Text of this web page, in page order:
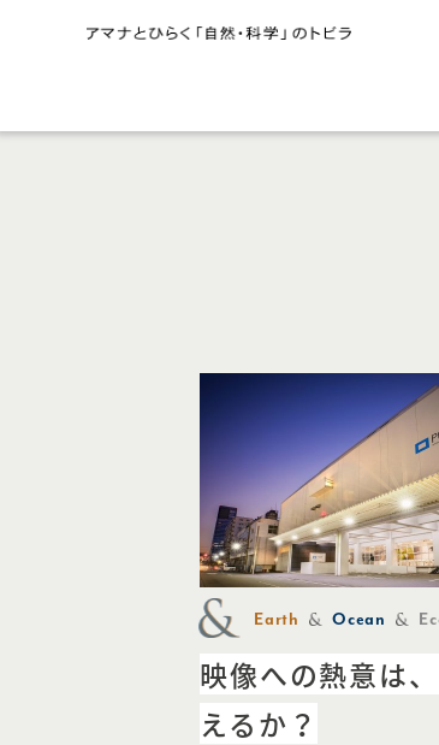
Earth Ocean
映像への熱意は
えるか？